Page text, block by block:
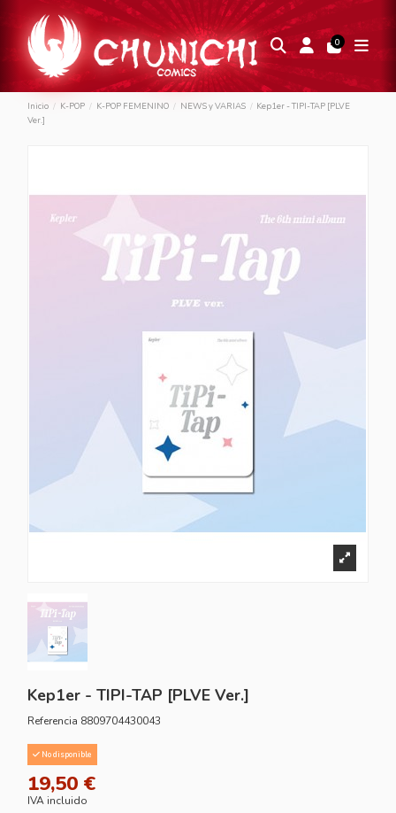
0
Inicio K-POP K-POP FEMENINO NEWS y VARIAS
Kep1er - TIPI-TAP [PLVE
Ver.]
Kep1er - TIPI-TAP [PLVE Ver.]
Referencia 8809704430043
No disponible
19,50 €
IVA incluido